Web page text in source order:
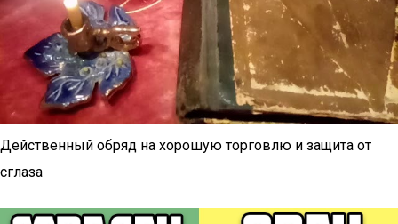
Действенный обряд на хорошую торговлю и защита от
сглаза